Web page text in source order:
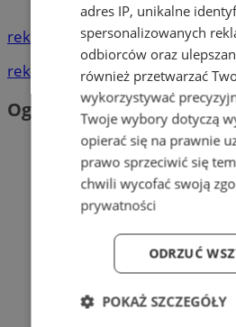
reklama
reklama
Ogłoszenia
adres IP, unikalne
spersonalizowanych
odbiorców oraz
również przetwarzać
wykorzystywać
Twoje wybory dotyczą
opierać się na prawnie
prawo sprzeciwić się
chwili wycofać swoją
prywatności
ODRZUĆ
POKAŻ SZCZEGÓŁY